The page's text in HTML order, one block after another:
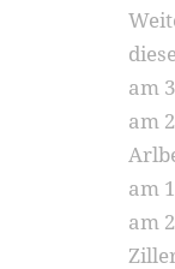
am
am
am
am